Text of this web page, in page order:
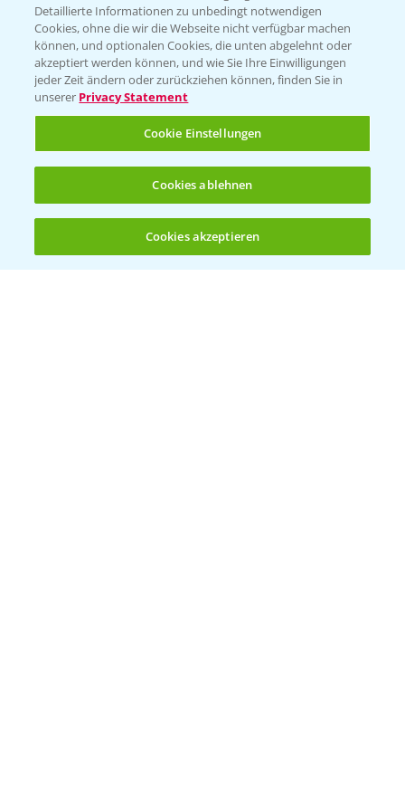
1:06
Rapsblütenbehandlung mit Propulse
16.04.2025
(noch 4)
Detaillierte Informationen zu unbedingt notwendigen
Cookies, ohne die wir die Webseite nicht verfügbar machen
können, und optionalen Cookies, die unten abgelehnt oder
akzeptiert werden können, und wie Sie Ihre Einwilligungen
jeder Zeit ändern oder zurückziehen können, finden Sie in
unserer Privacy Statement
Cookie Einstellungen
Cookies ablehnen
Cookies akzeptieren